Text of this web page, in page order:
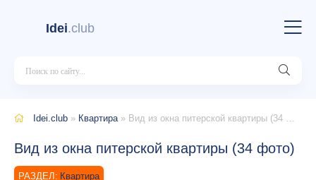
Idei.club
Idei.club » Квартира» Вид из окна питерской квартиры (34 фото)
Вид из окна питерской квартиры (34 фото)
Квартира